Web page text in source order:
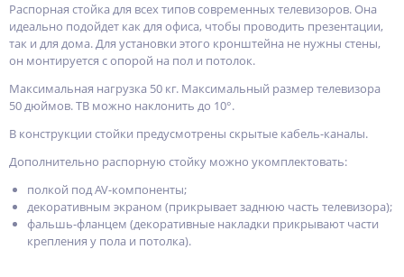
Распорная стойка для всех типов современных телевизоров. Она
идеально подойдет как для офиса, чтобы проводить презентации,
так и для дома. Для установки этого кронштейна не нужны стены,
он монтируется с опорой на пол и потолок.
Максимальная нагрузка 50 кг. Максимальный размер телевизора
50 дюймов. ТВ можно наклонить до 10°.
В конструкции стойки предусмотрены скрытые кабель-каналы.
Дополнительно распорную стойку можно укомплектовать:
полкой под AV-компоненты;
декоративным экраном (прикрывает заднюю часть телевизора);
фальшь-фланцем (декоративные накладки прикрывают части
крепления у пола и потолка).